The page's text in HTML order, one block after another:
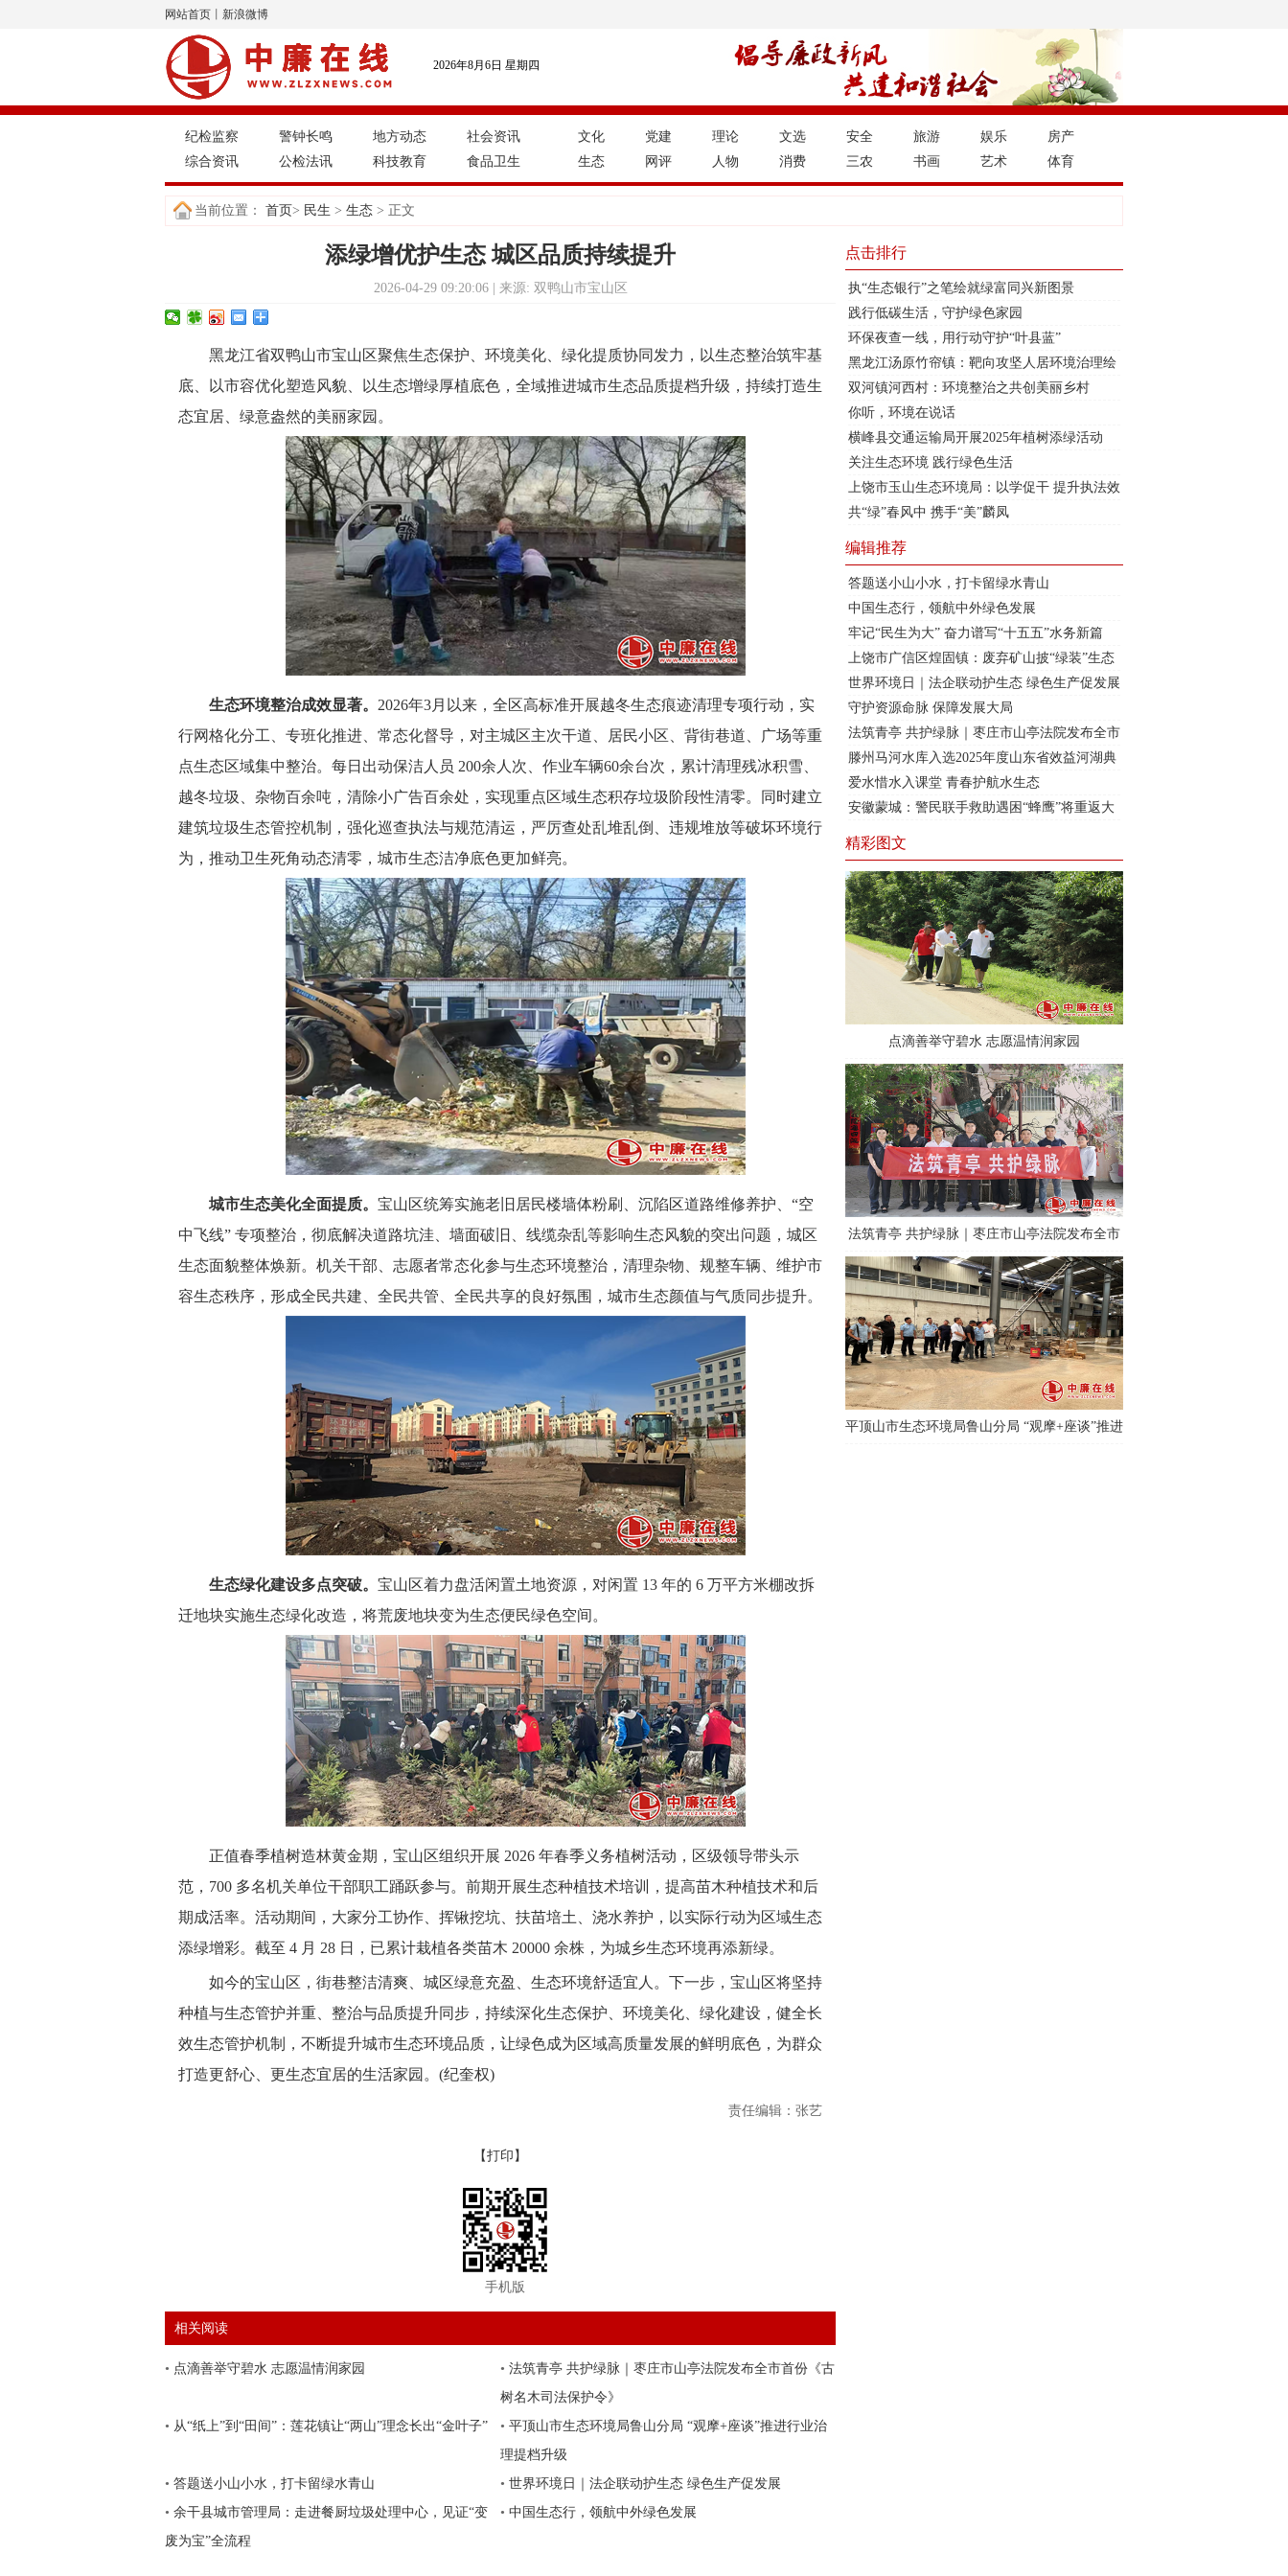
网站首页 新浪微博
2026年8月6日 星期四
纪检监察 警钟长鸣 地方动态
社会资讯
综合资讯
公检法讯 科技教育 食品卫生
文化 党建 理论 文选 安全 旅游 娱乐
房产
生态
网评 人物 消费 三农 书画 艺术 体育
当前位置： 首页> 民生 > 生态 > 正文
添绿增优护生态 城区品质持续提升
2026-04-29 09:20:06 | 来源: 双鸭山市宝山区
黑龙江省双鸭山市宝山区聚焦生态保护、环境美化、绿化提质协同发力，以生态整治筑牢基
底、以市容优化塑造风貌、以生态增绿厚植底色，全域推进城市生态品质提档升级，持续打造生
态宜居、绿意盎然的美丽家园。
生态环境整治成效显著。 2026年3月以来，全区高标准开展越冬生态痕迹清理专项行动，实
行网格化分工、专班化推进、常态化督导，对主城区主次干道、居民小区、背街巷道、广场等重
点生态区域集中整治。每日出动保洁人员 200余人次、作业车辆60余台次，累计清理残冰积雪、
越冬垃圾、杂物百余吨，清除小广告百余处，实现重点区域生态积存垃圾阶段性清零。同时建立
建筑垃圾生态管控机制，强化巡查执法与规范清运，严厉查处乱堆乱倒、违规堆放等破坏环境行
为，推动卫生死角动态清零，城市生态洁净底色更加鲜亮。
城市生态美化全面提质。 宝山区统筹实施老旧居民楼墙体粉刷、沉陷区道路维修养护、“空
中飞线” 专项整治，彻底解决道路坑洼、墙面破旧、线缆杂乱等影响生态风貌的突出问题，城区
生态面貌整体焕新。机关干部、志愿者常态化参与生态环境整治，清理杂物、规整车辆、维护市
容生态秩序，形成全民共建、全民共管、全民共享的良好氛围，城市生态颜值与气质同步提升。
生态绿化建设多点突破。 宝山区着力盘活闲置土地资源，对闲置 13 年的 6 万平方米棚改拆
迁地块实施生态绿化改造，将荒废地块变为生态便民绿色空间。
正值春季植树造林黄金期，宝山区组织开展 2026 年春季义务植树活动，区级领导带头示
范，700 多名机关单位干部职工踊跃参与。前期开展生态种植技术培训，提高苗木种植技术和后
期成活率。活动期间，大家分工协作、挥锹挖坑、扶苗培土、浇水养护，以实际行动为区域生态
添绿增彩。截至 4 月 28 日，已累计栽植各类苗木 20000 余株，为城乡生态环境再添新绿。
如今的宝山区，街巷整洁清爽、城区绿意充盈、生态环境舒适宜人。下一步，宝山区将坚持
种植与生态管护并重、整治与品质提升同步，持续深化生态保护、环境美化、绿化建设，健全长
效生态管护机制，不断提升城市生态环境品质，让绿色成为区域高质量发展的鲜明底色，为群众
打造更舒心、更生态宜居的生活家园。(纪奎权)
责任编辑：张艺
【打印】
手机版
相关阅读
• 点滴善举守碧水 志愿温情润家园 • 法筑青亭 共护绿脉｜枣庄市山亭法院发布全市首份《古
树名木司法保护令》
• 从“纸上”到“田间”：莲花镇让“两山”理念长出“金叶子” • 平顶山市生态环境局鲁山分局 “观摩+座谈”推进行业治
理提档升级
• 答题送小山小水，打卡留绿水青山 • 世界环境日｜法企联动护生态 绿色生产促发展
• 余干县城市管理局：走进餐厨垃圾处理中心，见证“变
废为宝”全流程
• 中国生态行，领航中外绿色发展
点击排行
执“生态银行”之笔绘就绿富同兴新图景
践行低碳生活，守护绿色家园
环保夜查一线，用行动守护“叶县蓝”
黑龙江汤原竹帘镇：靶向攻坚人居环境治理绘
就和美乡村生态新图景
双河镇河西村：环境整治之共创美丽乡村
你听，环境在说话
横峰县交通运输局开展2025年植树添绿活动
关注生态环境 践行绿色生活
上饶市玉山生态环境局：以学促干 提升执法效
能
共“绿”春风中 携手“美”麟凤
编辑推荐
答题送小山小水，打卡留绿水青山
中国生态行，领航中外绿色发展
牢记“民生为大” 奋力谱写“十五五”水务新篇
上饶市广信区煌固镇：废弃矿山披“绿装”生态
修复惠民生
世界环境日｜法企联动护生态 绿色生产促发展
守护资源命脉 保障发展大局
法筑青亭 共护绿脉｜枣庄市山亭法院发布全市
首份《古树名木司法保护令》
滕州马河水库入选2025年度山东省效益河湖典
型案例
爱水惜水入课堂 青春护航水生态
安徽蒙城：警民联手救助遇困“蜂鹰”将重返大
精彩图文
点滴善举守碧水 志愿温情润家园
法筑青亭 共护绿脉｜枣庄市山亭法院发布全市
首份《古树名木司法保护令》
平顶山市生态环境局鲁山分局 “观摩+座谈”推进